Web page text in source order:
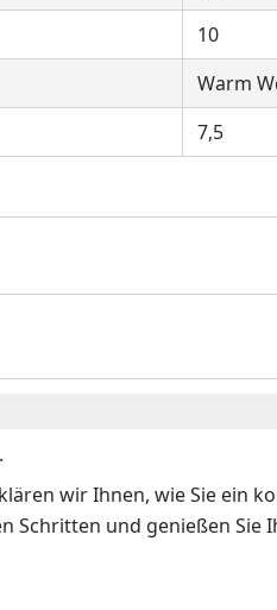
10
Warm
7,5
wir Ihnen, wie Sie ein
Schritten und genießen